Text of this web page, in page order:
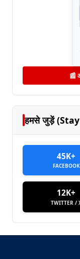
📰
हमसे जुड़ें
45K+
FACEBOOK
12K+
TWITTER /